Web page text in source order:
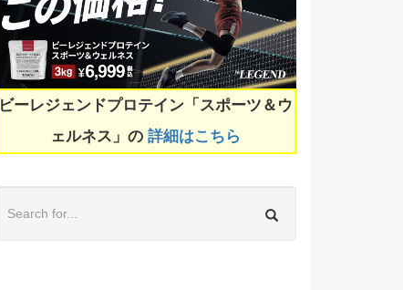
ビーレジェンドプロテイン「スポーツ＆ウ
ェルネス」の詳細はこちら